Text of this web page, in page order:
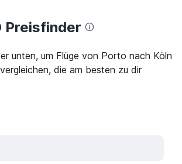
Preisfinder
unten, um Flüge von Porto nach Köln
die am besten zu dir